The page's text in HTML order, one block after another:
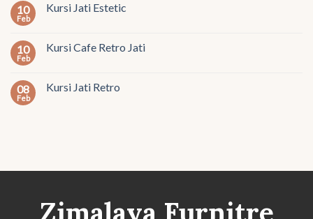
10
Feb
Kursi Jati Estetic
10
Feb
Kursi Cafe Retro Jati
08
Feb
Kursi Jati Retro